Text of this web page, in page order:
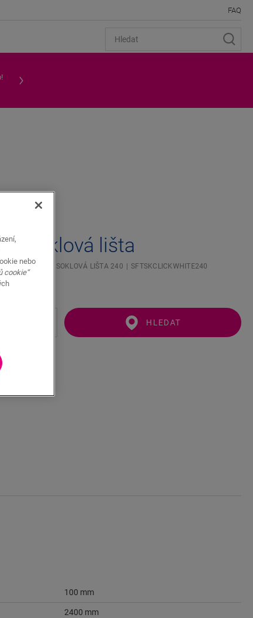
FAQ
soklová lišta
BÍLÁ VELKÁ SOKLOVÁ LIŠTA 240 SFTSKCLICKWHITE240
HLEDAT
100 mm
2400 mm
nebo
cookie“